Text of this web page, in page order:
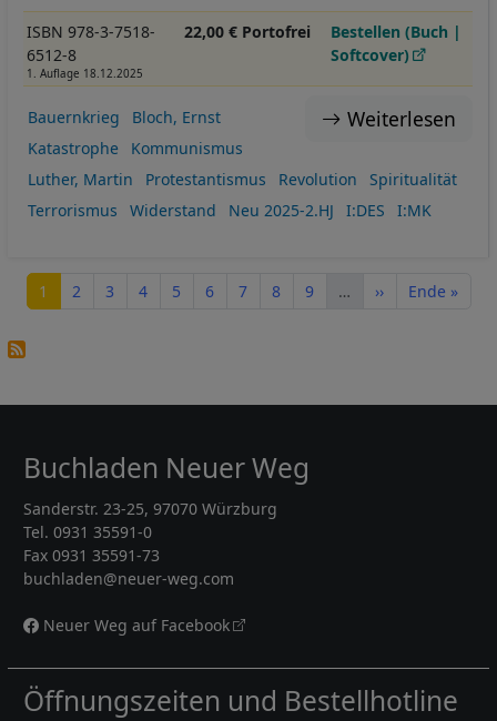
ISBN 978-3-7518-
6512-8
1. Auflage 18.12.2025
22,00 € Portofrei
Bestellen (Buch |
Softcover)
Weiterlesen
Bauernkrieg
Bloch, Ernst
Katastrophe
Kommunismus
Luther, Martin
Protestantismus Revolution
Spiritualität
Terrorismus
Widerstand Neu 2025-2.HJ I:DES I:MK
Seite
1 Seite
2 Seite
3 Seite
4 Seite
5 Seite
6 Seite
7 Seite
8 Seite
9 … Nächste Seite
›› Letzte Seite
Ende »
Buchladen Neuer Weg
Sanderstr. 23-25, 97070 Würzburg
Tel. 0931 35591-0
Fax 0931 35591-73
buchladen@neuer-weg.com
Neuer Weg auf Facebook
Öffnungszeiten und Bestellhotline